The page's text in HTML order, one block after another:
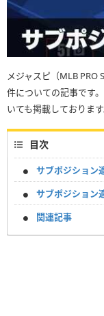
メジャスピ（MLB PRO
件についての記事です
いても掲載しております
目次
サブポジション
サブポジション
関連記事